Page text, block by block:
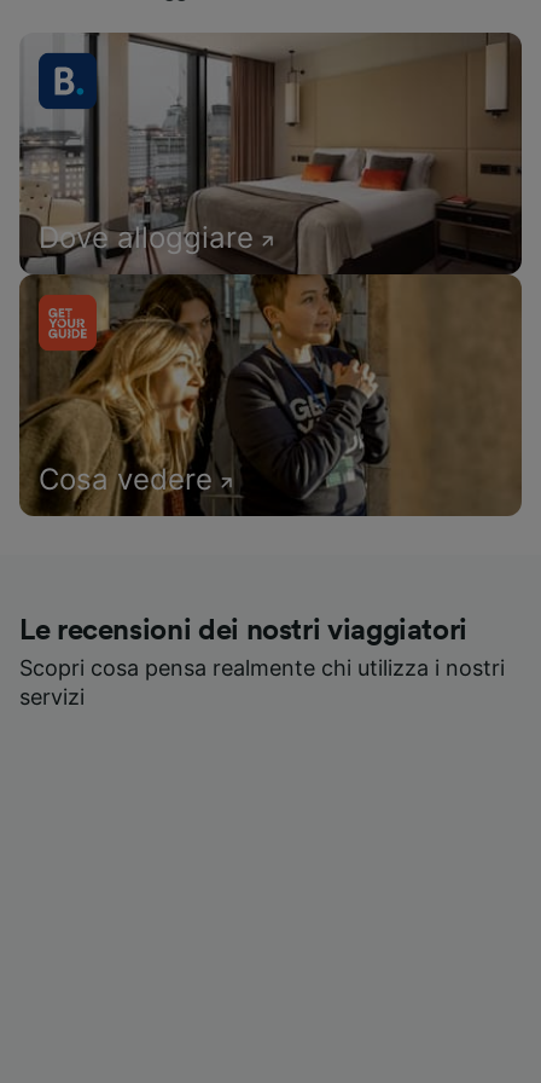
Dove alloggiare
Cosa vedere
Le recensioni dei nostri viaggiatori
Scopri cosa pensa realmente chi utilizza i nostri
servizi